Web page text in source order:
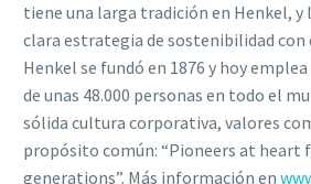
tiene una larga tradición en Henkel, y
clara estrategia de sostenibilidad con
Henkel se fundó en 1876 y hoy
de unas 48.000 personas en todo el
sólida cultura corporativa, valores
propósito común: “Pioneers at heart
generations”. Más información en